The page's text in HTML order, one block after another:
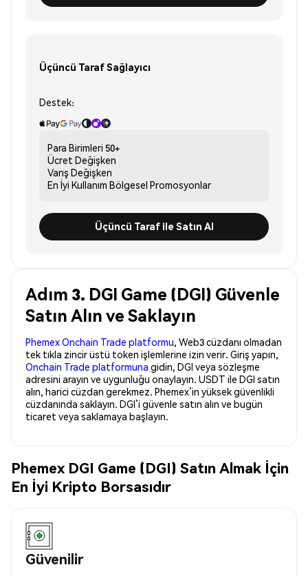
Üçüncü Taraf Sağlayıcı
Destek:
Para Birimleri 50+
Ücret Değişken
Varış Değişken
En İyi Kullanım Bölgesel Promosyonlar
Üçüncü Taraf ile Satın Al
Adım 3. DGI Game (DGI) Güvenle
Satın Alın ve Saklayın
Phemex Onchain Trade platformu, Web3 cüzdanı olmadan
tek tıkla zincir üstü token işlemlerine izin verir. Giriş yapın,
Onchain Trade platformuna gidin, DGI veya sözleşme
adresini arayın ve uygunluğu onaylayın. USDT ile DGI satın
alın, harici cüzdan gerekmez. Phemex’in yüksek güvenlikli
cüzdanında saklayın. DGI’i güvenle satın alın ve bugün
ticaret veya saklamaya başlayın.
Phemex DGI Game (DGI) Satın Almak İçin
En İyi Kripto Borsasıdır
Güvenilir